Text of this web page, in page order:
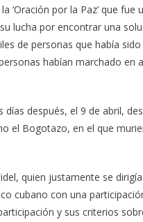
‘Oración por la Paz’ que
lucha por encontrar una
de personas que había
habían marchado en
días después, el 9 de abril,
el Bogotazo, en el que
quien justamente se
cubano con una
y sus criterios